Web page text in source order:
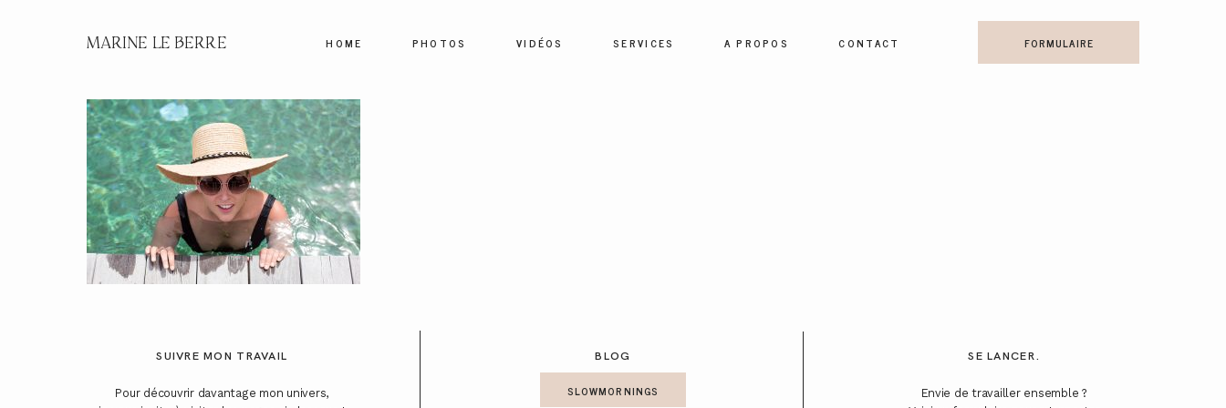
MARINE LE BERRE FORMULAIRE
HOME PHOTOS VIDÉOS SERVICES A PROPOS CONTACT
BLOG SE LANCER.
SUIVRE MON TRAVAIL
SLOWMORNINGS
Envie de travailler ensemble ?
Pour découvrir davantage mon univers,